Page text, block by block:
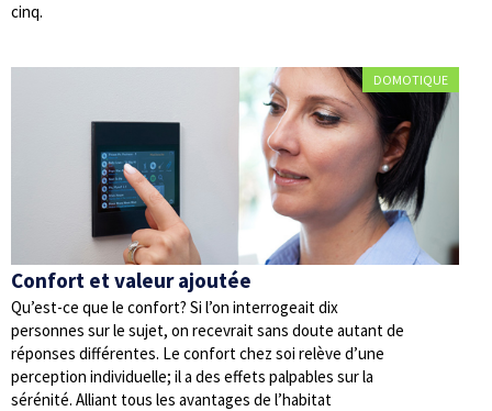
cinq.
DOMOTIQUE
Confort et valeur ajoutée
Qu’est-ce que le confort? Si l’on interrogeait dix
personnes sur le sujet, on recevrait sans doute autant de
réponses différentes. Le confort chez soi relève d’une
perception individuelle; il a des effets palpables sur la
sérénité. Alliant tous les avantages de l’habitat